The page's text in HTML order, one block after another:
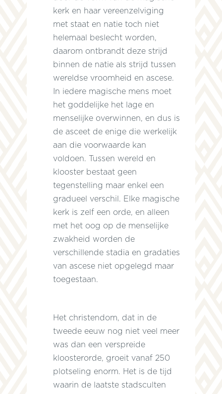
kerk en haar vereenzelviging
met staat en natie toch niet
helemaal beslecht worden,
daarom ontbrandt deze strijd
binnen de natie als strijd tussen
wereldse vroomheid en ascese.
In iedere magische mens moet
het goddelijke het lage en
menselijke overwinnen, en dus is
de asceet de enige die werkelijk
aan die voorwaarde kan
voldoen. Tussen wereld en
klooster bestaat geen
tegenstelling maar enkel een
gradueel verschil. Elke magische
kerk is zelf een orde, en alleen
met het oog op de menselijke
zwakheid worden de
verschillende stadia en gradaties
van ascese niet opgelegd maar
toegestaan.
Het christendom, dat in de
tweede eeuw nog niet veel meer
was dan een verspreide
kloosterorde, groeit vanaf 250
plotseling enorm. Het is de tijd
waarin de laatste stadsculten